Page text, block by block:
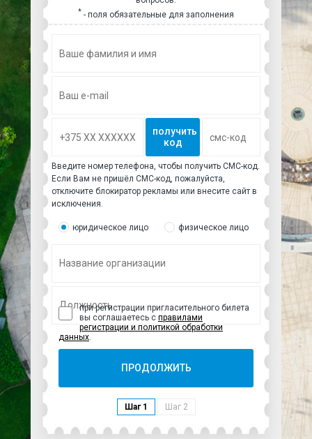
* - поля обязательные для заполнения
получить
код
Введите номер телефона, чтобы получить СМС-код.
Если Вам не пришёл СМС-код, пожалуйста,
отключите блокиратор рекламы или внесите сайт в
исключения.
юридическое лицо физическое лицо
ПРОДОЛЖИТЬ
при регистрации пригласительного билета
вы соглашаетесь с правилами
регистрации и политикой обработки
данных.
Шаг 1 Шаг 2